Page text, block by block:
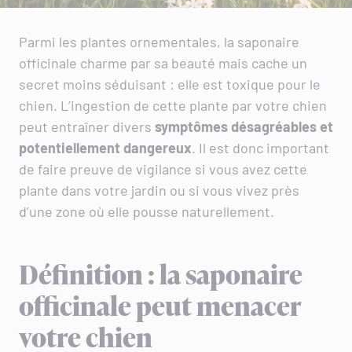
Parmi les plantes ornementales, la saponaire
officinale charme par sa beauté mais cache un
secret moins séduisant : elle est toxique pour le
chien. L’ingestion de cette plante par votre chien
peut entraîner divers symptômes désagréables et
potentiellement dangereux. Il est donc important
de faire preuve de vigilance si vous avez cette
plante dans votre jardin ou si vous vivez près
d’une zone où elle pousse naturellement.
Définition : la saponaire
officinale peut menacer
votre chien